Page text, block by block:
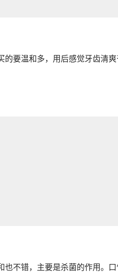
要温和多，用后感觉牙齿清爽
不错，主要是杀菌的作用。口